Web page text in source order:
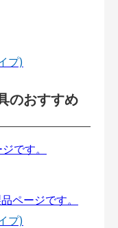
プ)
のおすすめ
プ)